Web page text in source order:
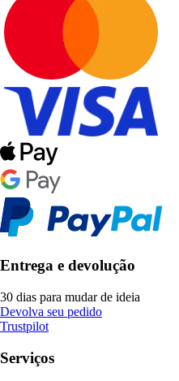
Entrega e devolução
30 dias para mudar de ideia
Devolva seu pedido
Trustpilot
Serviços